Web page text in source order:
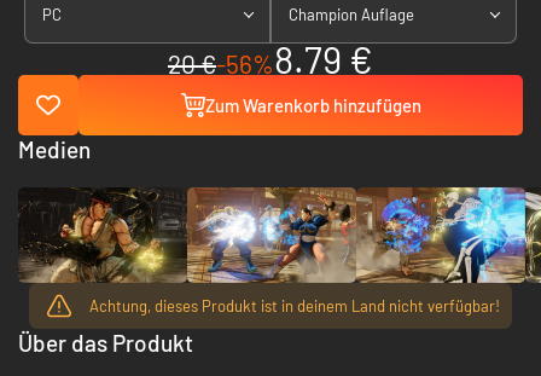
PC Champion Auflage
20 €-56%8.79 €
Zum Warenkorb hinzufügen
Achtung, dieses Produkt ist in deinem Land nicht verfügbar!
Über das Produkt
Medien